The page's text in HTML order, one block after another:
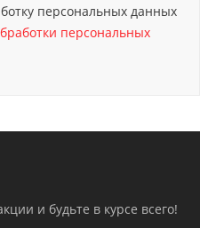
персональных данных
персональных
и будьте в курсе всего!